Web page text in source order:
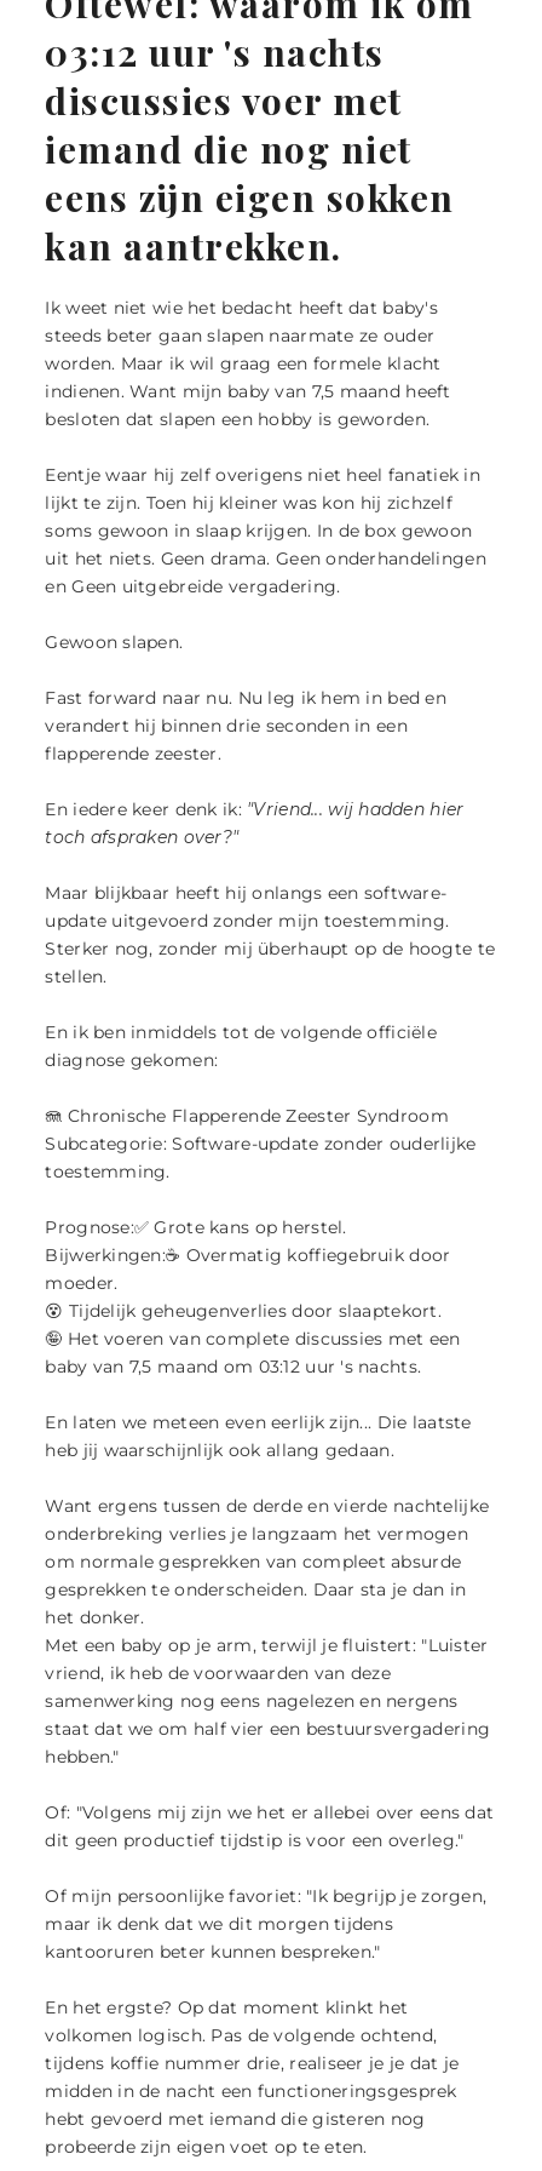
LANDGRAAF
ZICHTBAAR
DURVEN
ZIJN
03:12 uur 's nachts
discussies voer met
iemand die nog niet
eens zijn eigen sokken
kan aantrekken.
Ik weet niet wie het bedacht heeft dat baby's
steeds beter gaan slapen naarmate ze ouder
worden. Maar ik wil graag een formele klacht
indienen. Want mijn baby van 7,5 maand heeft
besloten dat slapen een hobby is geworden.
Eentje waar hij zelf overigens niet heel fanatiek in
lijkt te zijn. Toen hij kleiner was kon hij zichzelf
soms gewoon in slaap krijgen. In de box gewoon
uit het niets. Geen drama. Geen onderhandelingen
en Geen uitgebreide vergadering.
Gewoon slapen.
Fast forward naar nu. Nu leg ik hem in bed en
verandert hij binnen drie seconden in een
flapperende zeester.
En iedere keer denk ik: "Vriend... wij hadden hier
toch afspraken over?"
Maar blijkbaar heeft hij onlangs een software-
update uitgevoerd zonder mijn toestemming.
Sterker nog, zonder mij überhaupt op de hoogte te
stellen.
En ik ben inmiddels tot de volgende officiële
diagnose gekomen:
🪼 Chronische Flapperende Zeester Syndroom
Subcategorie: Software-update zonder ouderlijke
toestemming.
Prognose:✅ Grote kans op herstel.
Bijwerkingen:☕ Overmatig koffiegebruik door
moeder.
😵 Tijdelijk geheugenverlies door slaaptekort.
🤪 Het voeren van complete discussies met een
baby van 7,5 maand om 03:12 uur 's nachts.
En laten we meteen even eerlijk zijn... Die laatste
heb jij waarschijnlijk ook allang gedaan.
Want ergens tussen de derde en vierde nachtelijke
onderbreking verlies je langzaam het vermogen
om normale gesprekken van compleet absurde
gesprekken te onderscheiden. Daar sta je dan in
het donker.
Met een baby op je arm, terwijl je fluistert: "Luister
vriend, ik heb de voorwaarden van deze
samenwerking nog eens nagelezen en nergens
staat dat we om half vier een bestuursvergadering
hebben."
Of: "Volgens mij zijn we het er allebei over eens dat
dit geen productief tijdstip is voor een overleg."
Of mijn persoonlijke favoriet: "Ik begrijp je zorgen,
maar ik denk dat we dit morgen tijdens
kantooruren beter kunnen bespreken."
En het ergste? Op dat moment klinkt het
volkomen logisch. Pas de volgende ochtend,
tijdens koffie nummer drie, realiseer je je dat je
midden in de nacht een functioneringsgesprek
hebt gevoerd met iemand die gisteren nog
probeerde zijn eigen voet op te eten.